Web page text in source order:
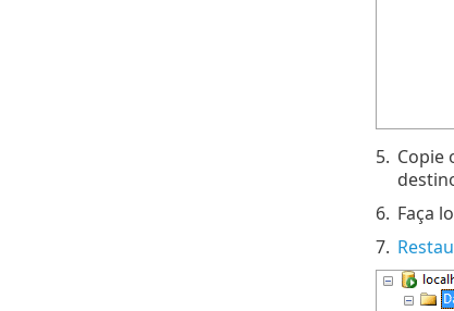
5. Copie
6. Faça
7.